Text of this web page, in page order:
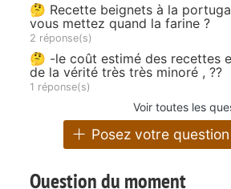
🤔 Recette beignets à la
vous mettez quand la farine ?
2 réponse(s)
🤔 -le coût estimé des recettes
de la vérité très très minoré , ??
1 réponse(s)
Voir toutes les
Posez votre question
Question du moment